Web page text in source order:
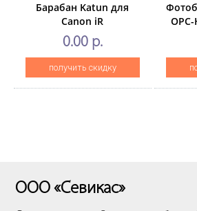
Барабан Katun для
Canon iR
2520/2525/2530/2535/2545
0.00 р.
получить скидку
ООО «Севикас»